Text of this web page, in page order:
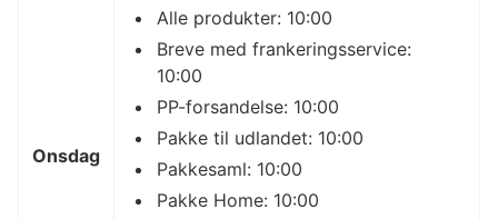
Onsdag
Alle produkter: 10:00
Breve med frankeringsservice:
10:00
PP-forsandelse: 10:00
Pakke til udlandet: 10:00
Pakkesaml: 10:00
Pakke Home: 10:00